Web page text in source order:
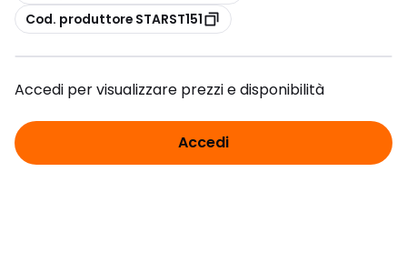
copia
Cod. produttore STARST151
Accedi per visualizzare prezzi e disponibilità
Accedi